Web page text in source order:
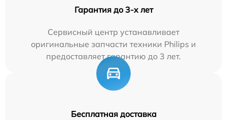
Гарантия до 3-х лет
Сервисный центр устанавливает
оригинальные запчасти техники Philips и
предоставляет гарантию до 3 лет.
Бесплатная доставка